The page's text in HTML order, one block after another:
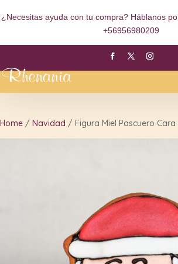
¿Necesitas ayuda con tu compra? Háblanos
+56956980209
Home / Navidad / Figura Miel Pascuero Cara